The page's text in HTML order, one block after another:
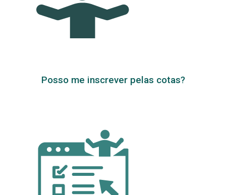
Posso me inscrever pelas cotas?